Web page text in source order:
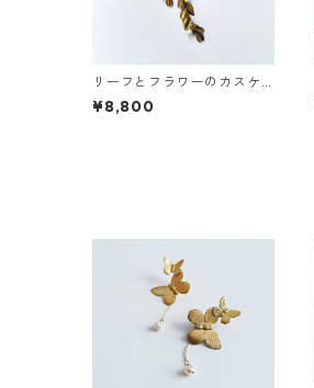
リーフとフラワーのカスケ
ードコーム
¥8,800